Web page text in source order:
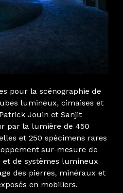
pour la scénographie de
lumineux, cimaises et
Jouin et Sanjit
par la lumière de 450
et 250 spécimens rares
sur-mesure de
de systèmes lumineux
des pierres, minéraux et
en mobiliers.